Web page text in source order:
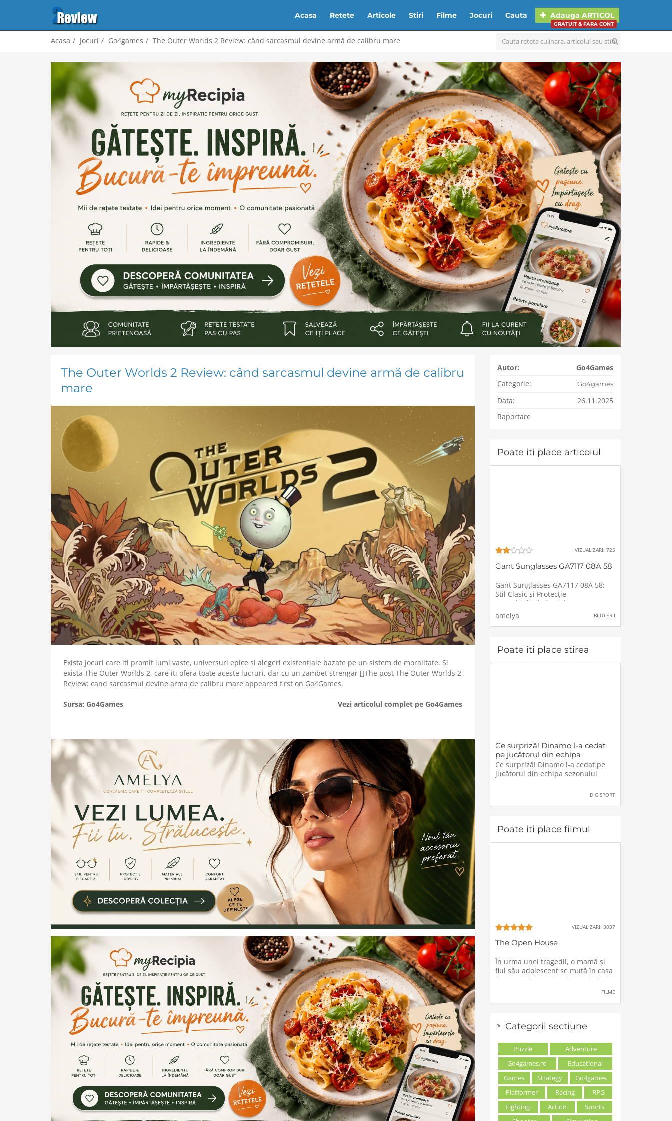
Acasa Retete Articole Stiri Filme Jocuri Cauta Adauga ARTICOL
GRATUIT & FARA CONT
Acasa Jocuri Go4games The Outer Worlds 2 Review: când sarcasmul devine armă de calibru mare
The Outer Worlds 2 Review: când sarcasmul devine armă de calibru
mare
Exista jocuri care iti promit lumi vaste, universuri epice si alegeri existentiale bazate pe un sistem de moralitate. Si
exista The Outer Worlds 2, care iti ofera toate aceste lucruri, dar cu un zambet strengar []The post The Outer Worlds 2
Review: cand sarcasmul devine arma de calibru mare appeared first on Go4Games.
Sursa: Go4Games Vezi articolul complet pe Go4Games
Autor:
Go4Games
Categorie:
Go4games
Data:
26.11.2025
Raportare
Poate iti place articolul
VIZUALIZARI: 725
Gant Sunglasses GA7117 08A 58
Gant Sunglasses GA7117 08A 58:
Stil Clasic și Protecție
DeosebităOchelarii de soare nu
sunt doar un accesoriu, ci o
necesitate pentru protecția ochilor
tăi și o modalitate excelentă de a
ținute. Gant
amelya BIJUTERII
Poate iti place stirea
Ce surpriză! Dinamo l-a cedat
pe jucătorul din echipa
sezonului
Ce surpriză! Dinamo l-a cedat pe
jucătorul din echipa sezonului
DIGISPORT
Poate iti place filmul
VIZUALIZARI: 3037
The Open House
În urma unei tragedii, o mamă şi
fiul său adolescent se mută în casa
de vacanţă a unei rude, unde forţe
FILME
Categorii sectiune
Puzzle
Adventure
Go4games.ro
Educational
Games
Strategy
Go4games
Platformer
Racing
RPG
Fighting
Action
Sports